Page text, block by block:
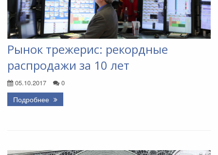
Рынок трежерис: рекордные
распродажи за 10 лет
05.10.2017 0
Подробнее